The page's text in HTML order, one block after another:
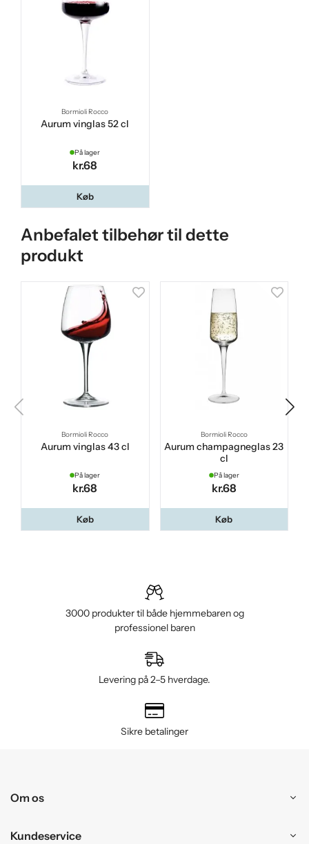
Bormioli Rocco
Aurum vinglas 52 cl
På lager
kr.68
Køb
Anbefalet tilbehør til dette
produkt
Bormioli Rocco
Aurum vinglas 43 cl
På lager
kr.68
Køb
Bormioli Rocco
Aurum champagneglas 23
cl
På lager
kr.68
Køb
3000 produkter til både hjemmebaren og
professionel baren
Levering på 2–5 hverdage.
Sikre betalinger
Om os
Kundeservice